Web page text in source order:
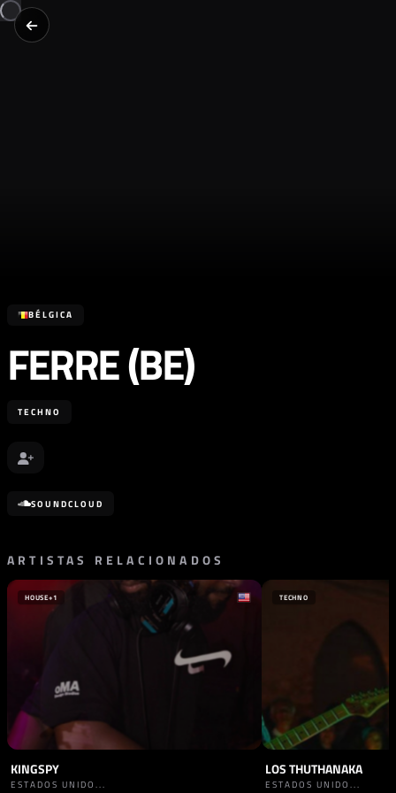
BÉLGICA
FERRE (BE)
TECHNO
SOUNDCLOUD
ARTISTAS RELACIONADOS
HOUSE+1
KINGSPY
ESTADOS UNIDO...
TECHNO
LOS THUTHANAKA
ESTADOS UNIDO...